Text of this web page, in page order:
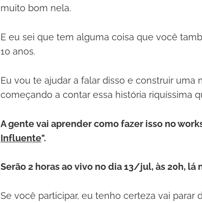
muito bom nela.
E eu sei que tem alguma coisa que você
10 anos.
Eu vou te ajudar a falar disso e construir uma
começando a contar essa história riquíssima
A gente vai aprender como fazer isso no
Influente".
Serão 2 horas ao vivo no dia 13/jul, às 20h, lá
Se você participar, eu tenho certeza vai parar